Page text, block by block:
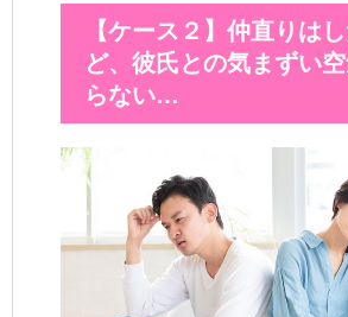
【ケース２】仲直りは
ど、彼氏との気まずい
らない…